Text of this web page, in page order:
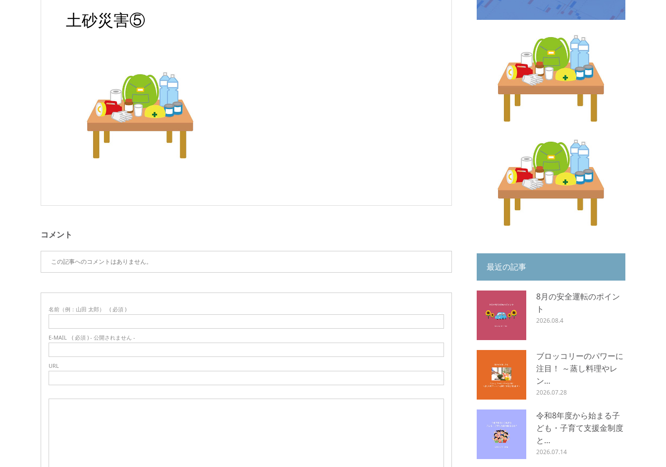
土砂災害⑤
コメント
この記事へのコメントはありません。
名前（例：山田 太郎） ( 必須 )
E-MAIL ( 必須 ) - 公開されません -
URL
最近の記事
8月の安全運転のポイン
ト
2026.08.4
ブロッコリーのパワーに
注目！ ～蒸し料理やレ
ン…
2026.07.28
令和8年度から始まる子
ども・子育て支援金制度
と…
2026.07.14